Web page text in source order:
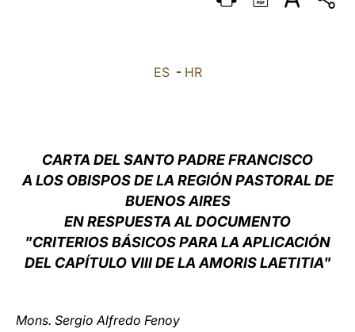
DEUTSCH
ES- HR
CARTA DEL SANTO PADRE FRANCISCO
A LOS OBISPOS DE LA REGIÓN PASTORAL DE
BUENOS AIRES
EN RESPUESTA AL DOCUMENTO
"CRITERIOS BÁSICOS PARA LA APLICACIÓN
DEL CAPÍTULO VIII DE LA AMORIS LAETITIA"
Mons. Sergio Alfredo Fenoy